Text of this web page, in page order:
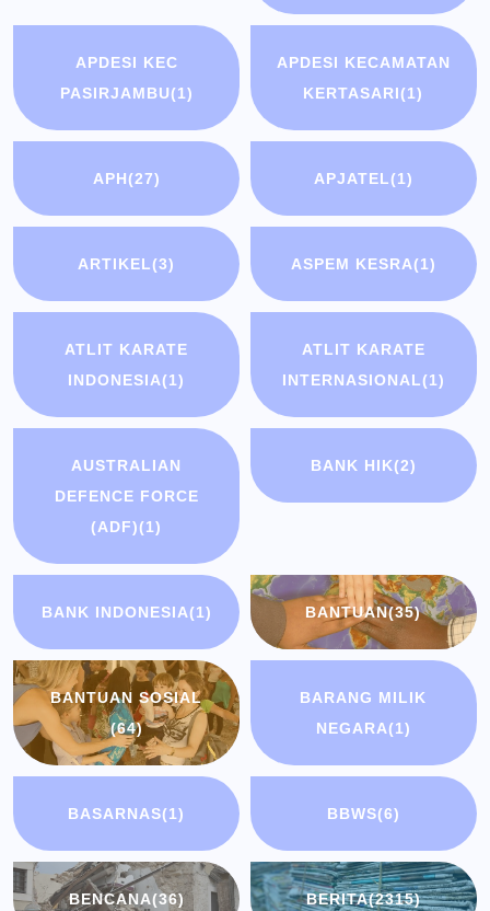
APDESI KEC
PASIRJAMBU(1)
APDESI KECAMATAN
KERTASARI(1)
APH(27) APJATEL(1)
ARTIKEL(3) ASPEM KESRA(1)
ATLIT KARATE
INDONESIA(1)
ATLIT KARATE
INTERNASIONAL(1)
AUSTRALIAN
DEFENCE FORCE
(ADF)(1)
BANK HIK(2)
BANK INDONESIA(1) BANTUAN(35)
BANTUAN SOSIAL
(64)
BARANG MILIK
NEGARA(1)
BASARNAS(1) BBWS(6)
BENCANA(36) BERITA(2315)